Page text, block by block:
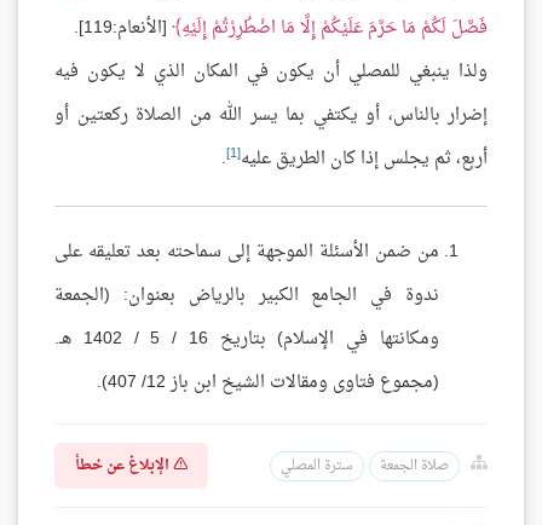
فَصَّلَ لَكُمْ مَا حَرَّمَ عَلَيْكُمْ إِلَّا مَا اضْطُرِرْتُمْ إِلَيْهِ [الأنعام:119].
ولذا ينبغي للمصلي أن يكون في المكان الذي لا يكون فيه
إضرار بالناس، أو يكتفي بما يسر الله من الصلاة ركعتين أو
أربع، ثم يجلس إذا كان الطريق عليه[1]
.
من ضمن الأسئلة الموجهة إلى سماحته بعد تعليقه على
ندوة في الجامع الكبير بالرياض بعنوان: (الجمعة
ومكانتها في الإسلام) بتاريخ 16 / 5 / 1402 هـ.
(مجموع فتاوى ومقالات الشيخ ابن باز 12/ 407).
صلاة الجمعة سترة المصلي الإبلاغ عن خطأ